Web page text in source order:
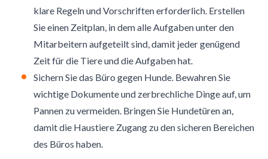
klare Regeln und Vorschriften erforderlich. Erstellen
Sie einen Zeitplan, in dem alle Aufgaben unter den
Mitarbeitern aufgeteilt sind, damit jeder genügend
Zeit für die Tiere und die Aufgaben hat.
Sichern Sie das Büro gegen Hunde. Bewahren Sie
wichtige Dokumente und zerbrechliche Dinge auf, um
Pannen zu vermeiden. Bringen Sie Hundetüren an,
damit die Haustiere Zugang zu den sicheren Bereichen
des Büros haben.